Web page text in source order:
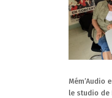
Mém’Audio
le studio de